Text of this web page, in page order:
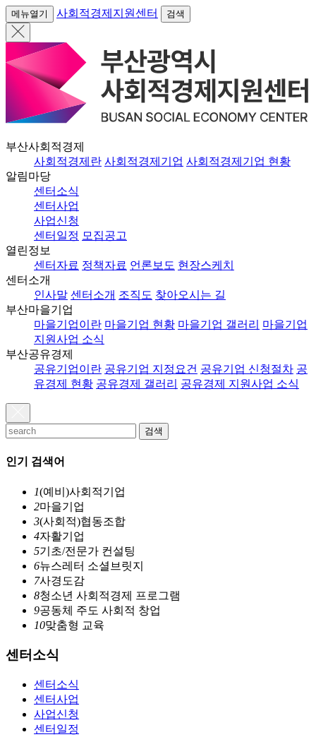
메뉴열기 사회적경제지원센터 검색
부산사회적경제
사회적경제란 사회적경제기업 사회적경제기업 현황
알림마당
센터소식
센터사업
사업신청
센터일정 모집공고
열린정보
센터자료 정책자료 언론보도 현장스케치
센터소개
인사말 센터소개 조직도 찾아오시는 길
부산마을기업
마을기업이란 마을기업 현황 마을기업 갤러리 마을기업
지원사업 소식
부산공유경제
공유기업이란 공유기업 지정요건 공유기업 신청절차 공
유경제 현황 공유경제 갤러리 공유경제 지원사업 소식
검색
인기 검색어
1(예비)사회적기업
2마을기업
3(사회적)협동조합
4자활기업
5기초/전문가 컨설팅
6뉴스레터 소셜브릿지
7사경도감
8청소년 사회적경제 프로그램
9공동체 주도 사회적 창업
10맞춤형 교육
센터소식
센터소식
센터사업
사업신청
센터일정